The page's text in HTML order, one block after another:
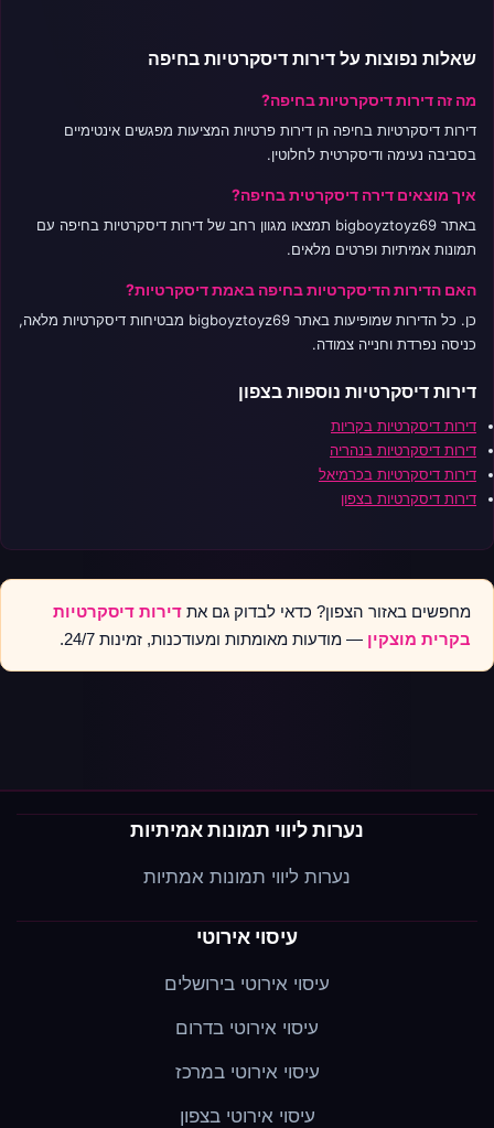
שאלות נפוצות על דירות דיסקרטיות בחיפה
מה זה דירות דיסקרטיות בחיפה?
דירות דיסקרטיות בחיפה הן דירות פרטיות המציעות מפגשים אינטימיים
בסביבה נעימה ודיסקרטית לחלוטין.
איך מוצאים דירה דיסקרטית בחיפה?
באתר bigboyztoyz69 תמצאו מגוון רחב של דירות דיסקרטיות בחיפה עם
תמונות אמיתיות ופרטים מלאים.
האם הדירות הדיסקרטיות בחיפה באמת דיסקרטיות?
כן. כל הדירות שמופיעות באתר bigboyztoyz69 מבטיחות דיסקרטיות מלאה,
כניסה נפרדת וחנייה צמודה.
דירות דיסקרטיות נוספות בצפון
דירות דיסקרטיות בקריות
דירות דיסקרטיות בנהריה
דירות דיסקרטיות בכרמיאל
דירות דיסקרטיות בצפון
מחפשים באזור הצפון? כדאי לבדוק גם את דירות דיסקרטיות
בקרית מוצקין — מודעות מאומתות ומעודכנות, זמינות 24/7.
נערות ליווי תמונות אמיתיות
נערות ליווי תמונות אמתיות
עיסוי אירוטי
עיסוי אירוטי בירושלים
עיסוי אירוטי בדרום
עיסוי אירוטי במרכז
עיסוי אירוטי בצפון